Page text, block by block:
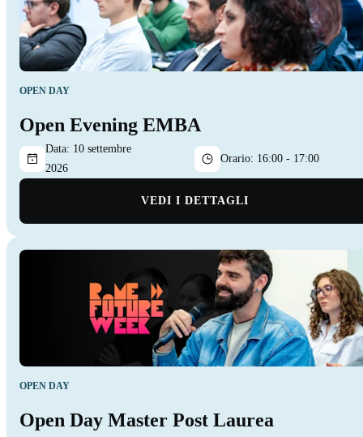
OPEN DAY
Open Evening EMBA
Data: 10 settembre
2026
Orario: 16:00 - 17:00
VEDI I DETTAGLI
OPEN DAY
Open Day Master Post Laurea